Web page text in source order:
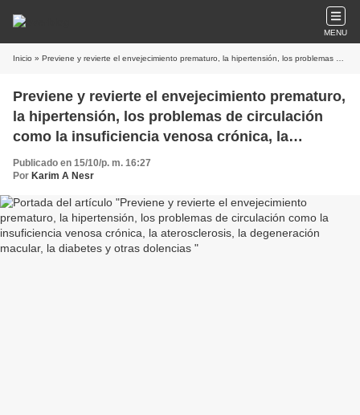
MENU
Inicio » Previene y revierte el envejecimiento prematuro, la hipertensión, los problemas de circulación como la insuficiencia venosa crónica, la aterosclerosis, la degeneración macular, la diabetes y otras dolencias
Previene y revierte el envejecimiento prematuro,
la hipertensión, los problemas de circulación
como la insuficiencia venosa crónica, la
aterosclerosis, la degeneración macular, la
diabetes y otras dolencias
Publicado en 15/10/p. m. 16:27
Por Karim A Nesr